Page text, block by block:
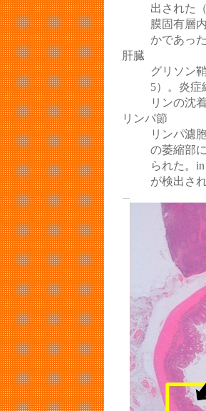
第６回JASV
第91回日本
業獣医師協会
第１回薬剤耐
JASV第15回
第10回 豚病
JASV年次大
第7回宮崎県
第10回PCC症
第89 回日本
業獣医師協会
第5回口蹄疫
豚病講習会開
第9回 豚病症
衛生セミナー
第４回 JASV
第8回 豚病症
衛生セミナー
宮崎養豚初
出された
膜固有層
かであっ
肝臓
グリソン
5）。炎症
リンの沈
リンパ節
リンパ濾
の萎縮部
られた。
が検出さ